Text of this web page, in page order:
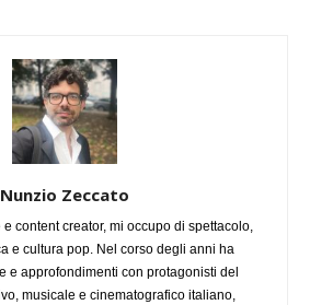
Nunzio Zeccato
content creator, mi occupo di spettacolo,
e cultura pop. Nel corso degli anni ha
e approfondimenti con protagonisti del
musicale e cinematografico italiano,